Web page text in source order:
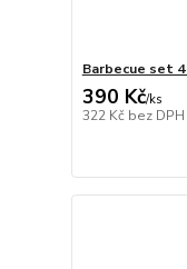
Barbecue set 4
390 Kč/ks
322 Kč bez DPH